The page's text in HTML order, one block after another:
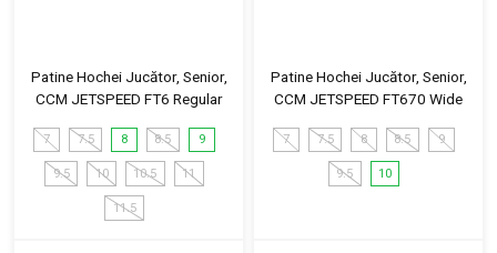
Patine Hochei Jucător, Senior,
CCM JETSPEED FT6 Regular
7 7.5 8 8.5 9
9.5 10 10.5 11
11.5
Patine Hochei Jucător, Senior,
CCM JETSPEED FT670 Wide
7 7.5 8 8.5 9
9.5 10